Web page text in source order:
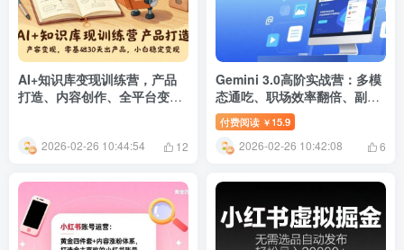
AI+知识库变现训练营，产品
打造、内容创作、全平台变
2026-02-26 10:44:54 12
Gemini 3.0高阶实战营：多模
态通吃、职场效率翻倍、副业
变现，一周跑通月入两万(教程
+飞书资料)
付费阅读 ￥ 15.9
2026-02-26 10:42:08 6